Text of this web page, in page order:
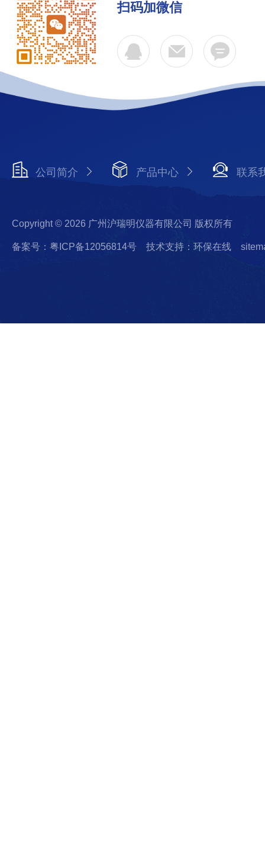
扫码加微信
公司简介 产品中心 联系
Copyright © 2026 广州沪瑞明仪器有限公司 版权所有
备案号：粤ICP备12056814号 技术支持：环保在线